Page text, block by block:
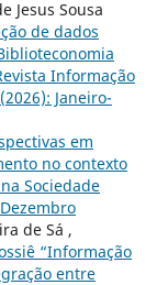
Jesus Sousa
de dados
Informação
Janeiro-
em
no contexto
Sociedade
de Sá ,
“Informação
entre